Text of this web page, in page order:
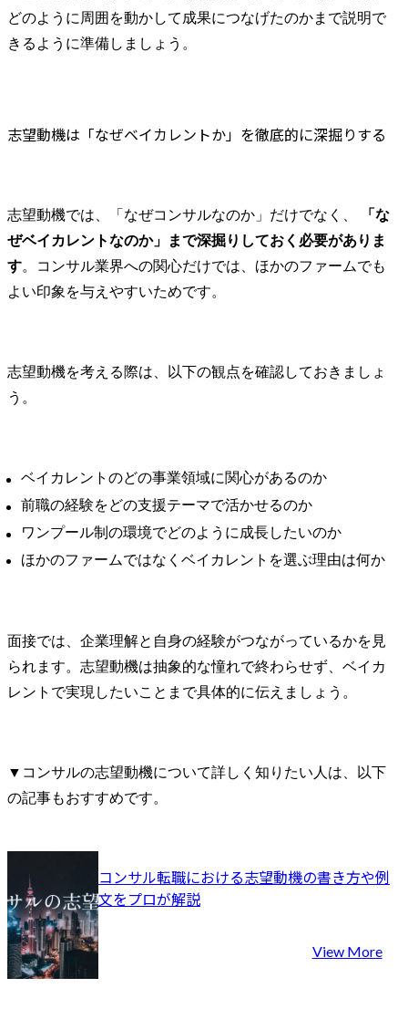
どのように周囲を動かして成果につなげたのかまで説明で
きるように準備しましょう。
志望動機は「なぜベイカレントか」を徹底的に深掘りする
志望動機では、「なぜコンサルなのか」だけでなく、
「な
ぜベイカレントなのか」まで深掘りしておく必要がありま
す。コンサル業界への関心だけでは、ほかのファームでも
よい印象を与えやすいためです。
志望動機を考える際は、以下の観点を確認しておきましょ
う。
ベイカレントのどの事業領域に関心があるのか
前職の経験をどの支援テーマで活かせるのか
ワンプール制の環境でどのように成長したいのか
ほかのファームではなくベイカレントを選ぶ理由は何か
面接では、企業理解と自身の経験がつながっているかを見
られます。志望動機は抽象的な憧れで終わらせず、ベイカ
レントで実現したいことまで具体的に伝えましょう。
▼コンサルの志望動機について詳しく知りたい人は、以下
の記事もおすすめです。
コンサル転職における志望動機の書き方や例
文をプロが解説
View More